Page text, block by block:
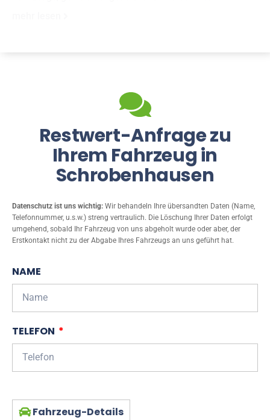
Restwert-Anfrage zu
Ihrem Fahrzeug in
Schrobenhausen
Datenschutz ist uns wichtig: Wir behandeln Ihre übersandten Daten (Name,
Telefonnummer, u.s.w.) streng vertraulich. Die Löschung Ihrer Daten erfolgt
umgehend, sobald Ihr Fahrzeug von uns abgeholt wurde oder aber, der
Erstkontakt nicht zu der Abgabe Ihres Fahrzeugs an uns geführt hat.
NAME
TELEFON
Fahrzeug-Details